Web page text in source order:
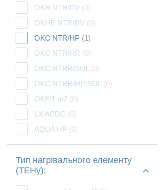
OKH NTR/DV (0)
OKHE NTR/DV (0)
OKC NTR/HP (1)
OKC NTR/HR (0)
OKC NTRR/SOL (0)
OKC NTRR/HP/SOL (0)
OKF/1 m2 (0)
LX ACDC (0)
AQUA HP (0)
Тип нагрівального елементу
(ТЕНу):